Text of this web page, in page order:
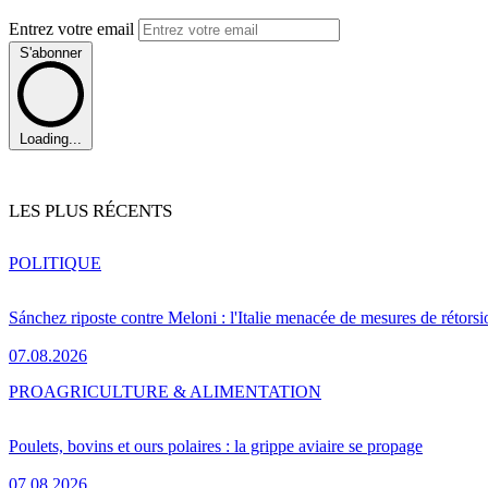
Entrez votre email
S'abonner
Loading...
LES PLUS RÉCENTS
Sánchez riposte contre Meloni : l'Italie menacée de mesures de
07.08.2026
POLITIQUE
Poulets, bovins et ours polaires : la grippe aviaire se propage
PROAGRICULTURE & ALIMENTATION